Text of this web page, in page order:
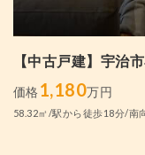
【中古戸建】宇治
価格 1,180万円
58.32㎡/駅から徒歩18分/南